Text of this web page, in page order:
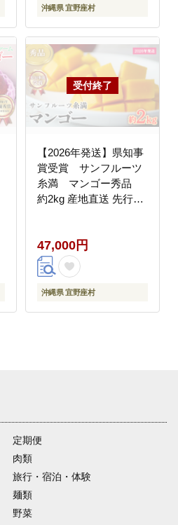
産地直送 デザート 果物
沖縄県 宜野座村
【2026年発送】県知事
賞受賞 サンフルーツ
糸満 マンゴー秀品
約2kg 産地直送 先行予
アップル アーウィン種
濃厚 デザート 贅沢 旬
の果物 甘い おすすめ
プレゼント 贈答 冷蔵
47,000円
沖縄県 宜野座村
定期便
肉類
旅行・宿泊・体験
麺類
野菜